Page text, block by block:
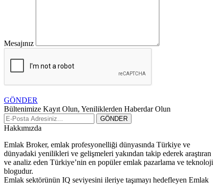
Mesajınız
GÖNDER
Bültenimize Kayıt Olun, Yeniliklerden Haberdar Olun
Hakkımızda
Emlak Broker, emlak profesyonelliği dünyasında Türkiye ve
dünyadaki yenilikleri ve gelişmeleri yakından takip ederek araştıran
ve analiz eden Türkiye’nin en popüler emlak pazarlama ve teknoloji
blogudur.
Emlak sektörünün IQ seviyesini ileriye taşımayı hedefleyen Emlak